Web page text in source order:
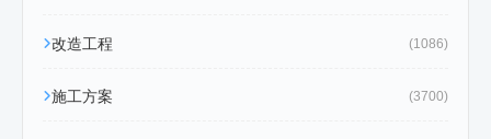
改造工程 (1086)
施工方案 (3700)